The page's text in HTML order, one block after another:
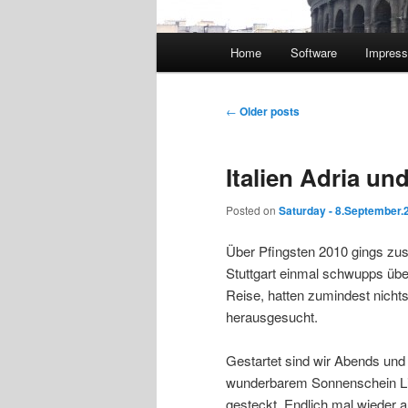
Home Software
Post
← Older posts
Italien Adria
Posted on Saturday -
Über Pfingsten 2010 gings
Stuttgart einmal schwupps
Reise, hatten zumindest
herausgesucht.
Gestartet sind wir Abends
wunderbarem Sonnenschein